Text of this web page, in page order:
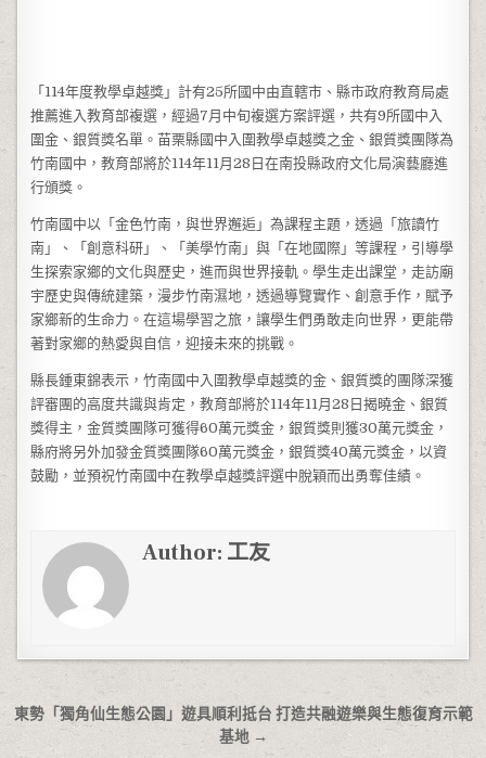
「114年度教學卓越獎」計有25所國中由直轄市、縣市政府教育局處
推薦進入教育部複選，經過7月中旬複選方案評選，共有9所國中入
圍金、銀質獎名單。苗栗縣國中入圍教學卓越獎之金、銀質獎團隊為
竹南國中，教育部將於114年11月28日在南投縣政府文化局演藝廳進
行頒獎。
竹南國中以「金色竹南，與世界邂逅」為課程主題，透過「旅讀竹
南」、「創意科研」、「美學竹南」與「在地國際」等課程，引導學
生探索家鄉的文化與歷史，進而與世界接軌。學生走出課堂，走訪廟
宇歷史與傳統建築，漫步竹南濕地，透過導覽實作、創意手作，賦予
家鄉新的生命力。在這場學習之旅，讓學生們勇敢走向世界，更能帶
著對家鄉的熱愛與自信，迎接未來的挑戰。
縣長鍾東錦表示，竹南國中入圍教學卓越獎的金、銀質獎的團隊深獲
評審團的高度共識與肯定，教育部將於114年11月28日揭曉金、銀質
獎得主，金質獎團隊可獲得60萬元獎金，銀質獎則獲30萬元獎金，
縣府將另外加發金質獎團隊60萬元獎金，銀質獎40萬元獎金，以資
鼓勵，並預祝竹南國中在教學卓越獎評選中脫穎而出勇奪佳績。
Author: 工友
文章導覽
東勢「獨角仙生態公園」遊具順利抵台 打造共融遊樂與生態復育示範
基地 →